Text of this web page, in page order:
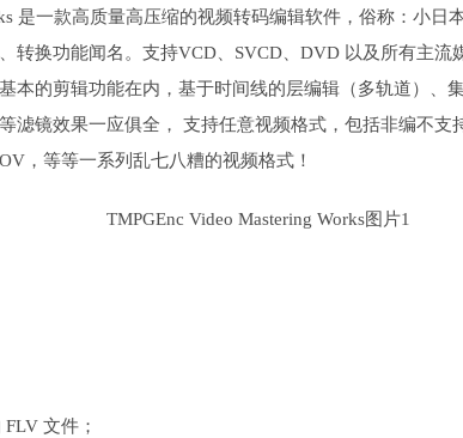
是一款高质量高压缩的视频转码编辑软件，俗称：小日
转换功能闻名。支持VCD、SVCD、DVD 以及所有主流
本的剪辑功能在内，基于时间线的层编辑（多轨道）、
滤镜效果一应俱全， 支持任意视频格式，包括非编不支
，等等一系列乱七八糟的视频格式！
文件；